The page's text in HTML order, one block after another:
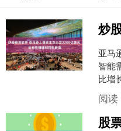
亚马
智能
比增
最快
期的
阅读